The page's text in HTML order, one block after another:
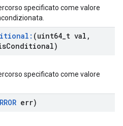
specificato come valore
(uint64 t val ,
Conditional)
specificato come valore
err)